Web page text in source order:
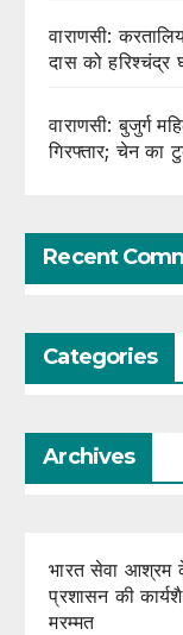
वाराणसी:
दास को हरिश्चंद्र
वाराणसी: बुजुर्ग
गिरफ्तार; चेन का
Recent
Categories
Archives
भारत सेवा आश्रम
प्रशासन की
मरम्मत